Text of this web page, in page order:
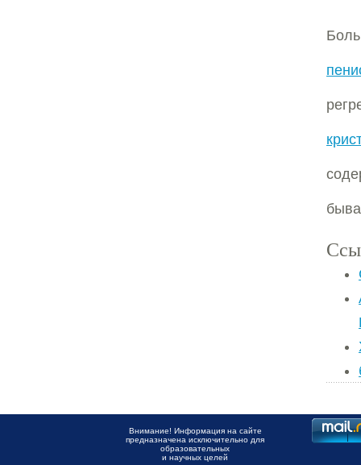
Внимание! Информация на сайте
предназначена исключительно для
образовательных
и научных целей